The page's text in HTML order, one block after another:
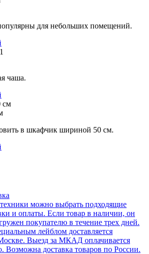
для небольших помещений.
чаша.
в шкафчик шириной 50 см.
можно выбрать подходящие
и оплаты. Если товар в наличии, он
покупателю в течение трех дней.
лейблом доставляется
Выезд за МКАД оплачивается
Возможна доставка товаров по России.